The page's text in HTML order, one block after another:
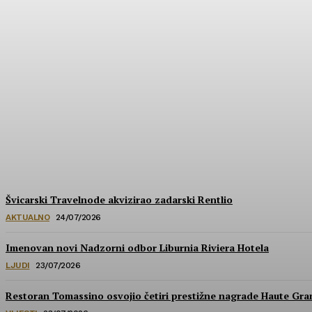
Švicarski Travelnode akvizirao zadarski Rentlio
AKTUALNO 24/07/2026
Imenovan novi Nadzorni odbor Liburnia Riviera Hotela
LJUDI 23/07/2026
Restoran Tomassino osvojio četiri prestižne nagrade Haute